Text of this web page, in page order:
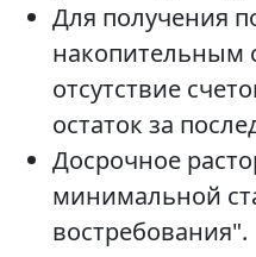
Для получения
накопительным
отсутствие
остаток за
Досрочное
минимальной
востребования".